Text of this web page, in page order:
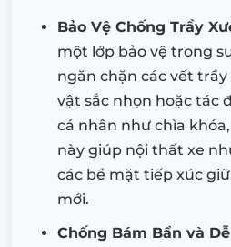
Bảo Vệ Chống Trầy
một lớp bảo vệ trong
ngăn chặn các vết trầy
vật sắc nhọn hoặc tác
cá nhân như chìa
này giúp nội thất xe
các bề mặt tiếp xúc
mới.
Chống Bám Bẩn và